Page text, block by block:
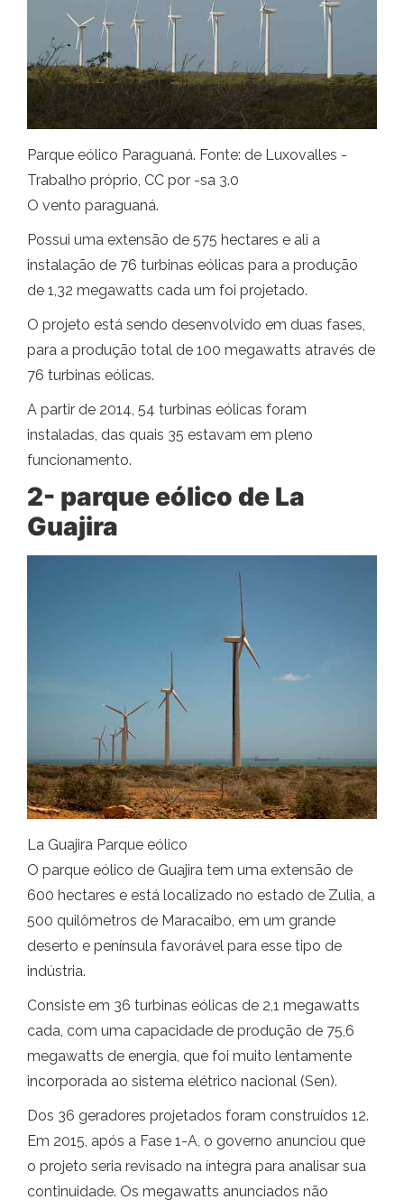
Parque eólico Paraguaná. Fonte: de Luxovalles -
Trabalho próprio, CC por -sa 3.0
O vento paraguaná.
Possui uma extensão de 575 hectares e ali a
instalação de 76 turbinas eólicas para a produção
de 1,32 megawatts cada um foi projetado.
O projeto está sendo desenvolvido em duas fases,
para a produção total de 100 megawatts através de
76 turbinas eólicas.
A partir de 2014, 54 turbinas eólicas foram
instaladas, das quais 35 estavam em pleno
funcionamento.
2- parque eólico de La
Guajira
La Guajira Parque eólico
O parque eólico de Guajira tem uma extensão de
600 hectares e está localizado no estado de Zulia, a
500 quilômetros de Maracaibo, em um grande
deserto e península favorável para esse tipo de
indústria.
Consiste em 36 turbinas eólicas de 2,1 megawatts
cada, com uma capacidade de produção de 75,6
megawatts de energia, que foi muito lentamente
incorporada ao sistema elétrico nacional (Sen).
Dos 36 geradores projetados foram construídos 12.
Em 2015, após a Fase 1-A, o governo anunciou que
o projeto seria revisado na íntegra para analisar sua
continuidade. Os megawatts anunciados não